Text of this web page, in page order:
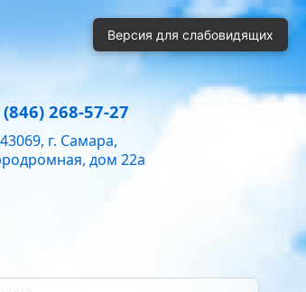
268-57-27
г. Самара,
дом 22а
Версия для слабовидящих
Полуторный Двойной